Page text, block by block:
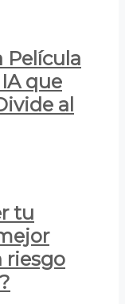
Película
que
al
tu
riesgo